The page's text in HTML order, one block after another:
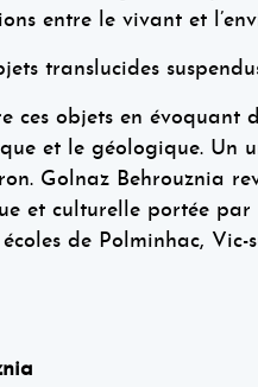
entre le vivant et
translucides
ces objets en évoquant
et le géologique. Un
Golnaz Behrouznia
et culturelle portée
de Polminhac,